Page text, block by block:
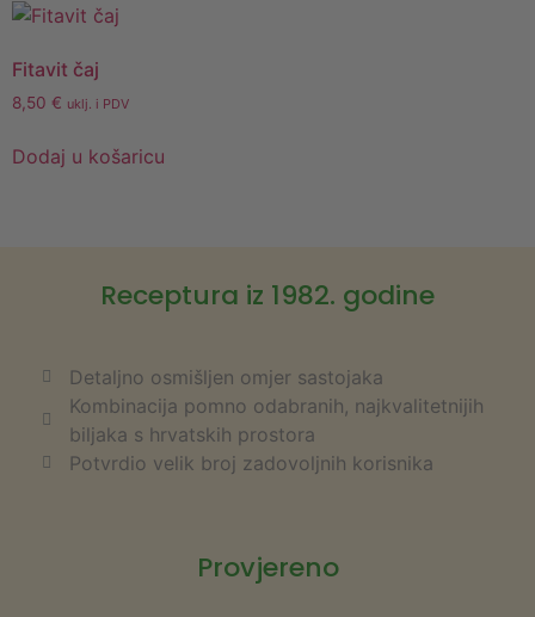
Fitavit čaj
8,50 € uklj. i PDV
Dodaj u košaricu
Receptura iz 1982. godine
Detaljno osmišljen omjer sastojaka
Kombinacija pomno odabranih, najkvalitetnijih
biljaka s hrvatskih prostora
Potvrdio velik broj zadovoljnih korisnika
Provjereno